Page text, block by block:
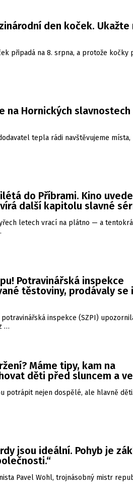
den koček. Ukažte
připadá na 8. srpna, a protože kočky
na Hornických slavnostech
tepla rádi navštěvujeme místa,
do Příbrami. Kino
další kapitolu slavné
letech vrací na plátno — a
Potravinářská inspekce
těstoviny, prodávaly se
inspekce (SZPI)
…
Máme tipy, kam na
děti před sluncem a
potrápit nejen dospělé, ale hlavně
jsou ideální. Pohyb je
Pavel Wohl, trojnásobný mistr